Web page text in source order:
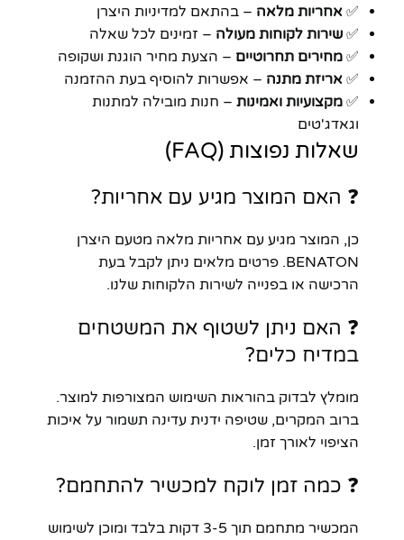
✅ אחריות מלאה – בהתאם למדיניות היצרן
✅ שירות לקוחות מעולה – זמינים לכל שאלה
✅ מחירים תחרוטיים – הצעת מחיר הוגנת ושקופה
✅ אריזת מתנה – אפשרות להוסיף בעת ההזמנה
✅ מקצועיות ואמינות – חנות מובילה למתנות
וגאדג'טים
שאלות נפוצות (FAQ)
❓ האם המוצר מגיע עם אחריות?
כן, המוצר מגיע עם אחריות מלאה מטעם היצרן
BENATON. פרטים מלאים ניתן לקבל בעת
הרכישה או בפנייה לשירות הלקוחות שלנו.
❓ האם ניתן לשטוף את המשטחים
במדיח כלים?
מומלץ לבדוק בהוראות השימוש המצורפות למוצר.
ברוב המקרים, שטיפה ידנית עדינה תשמור על איכות
הציפוי לאורך זמן.
❓ כמה זמן לוקח למכשיר להתחמם?
המכשיר מתחמם תוך 3-5 דקות בלבד ומוכן לשימוש